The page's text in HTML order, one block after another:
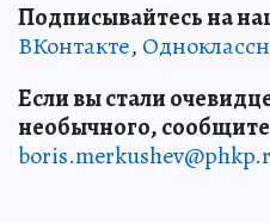
Подписывайтесь на
ВКонтакте,
Если вы стали
необычного,